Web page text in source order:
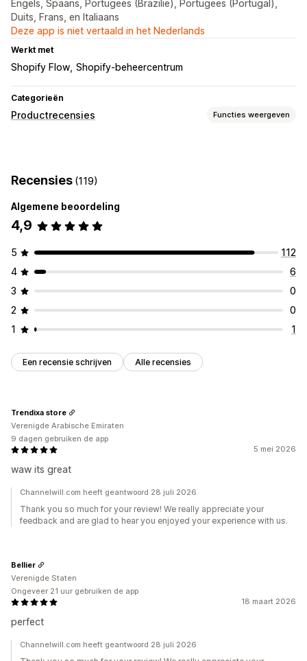
Engels, Spaans, Portugees (Brazilië), Portugees (Portugal),
Duits, Frans, en Italiaans
Deze app is niet vertaald in het Nederlands
Werkt met
Shopify Flow Shopify-beheercentrum
Categorieën
Productrecensies Functies weergeven
Importeren en exporteren
Recensies (119)
Algemene beoordeling
4,9
5
112
4
6
3
0
2
0
1
1
Een recensie schrijven Alle recensies
5 mei 2026
waw its great
Trendixa store
Verenigde Arabische Emiraten
9 dagen gebruiken de app
Channelwill.com heeft geantwoord 28 juli 2026
Thank you so much for your review! We really appreciate your
feedback and are glad to hear you enjoyed your experience with us.
18 maart 2026
perfect
Bellier
Verenigde Staten
Ongeveer 21 uur gebruiken de app
Channelwill.com heeft geantwoord 28 juli 2026